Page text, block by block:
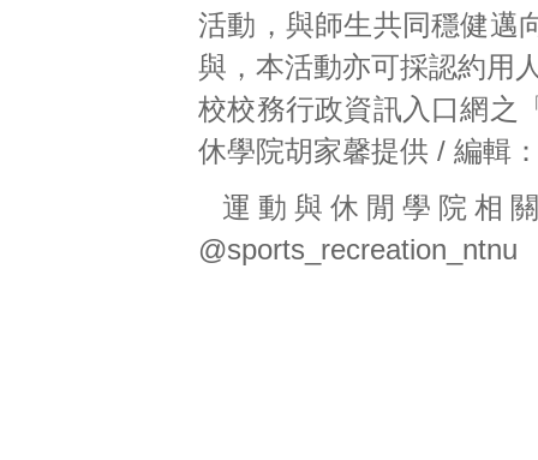
活動，與師生共同穩健邁
與，本活動亦可採認約用
校校務行政資訊入口網之
休學院胡家馨提供 / 編輯
運動與休閒學院相
@sports_recreation_ntnu